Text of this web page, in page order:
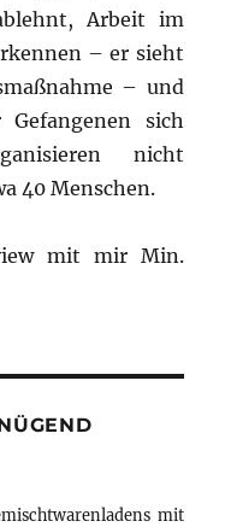
Arbeit im
– er sieht
– und
sich
nicht
40 Menschen.
mit mir Min.
mit